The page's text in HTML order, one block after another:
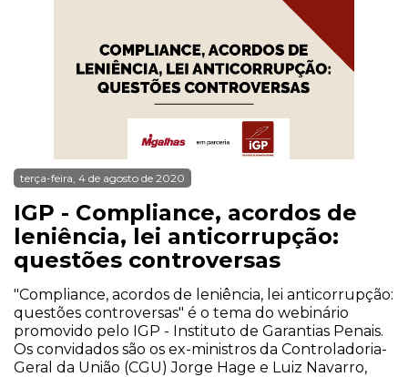
terça-feira, 4 de agosto de 2020
IGP - Compliance, acordos de
leniência, lei anticorrupção:
questões controversas
"Compliance, acordos de leniência, lei anticorrupção:
questões controversas" é o tema do webinário
promovido pelo IGP - Instituto de Garantias Penais.
Os convidados são os ex-ministros da Controladoria-
Geral da União (CGU) Jorge Hage e Luiz Navarro,